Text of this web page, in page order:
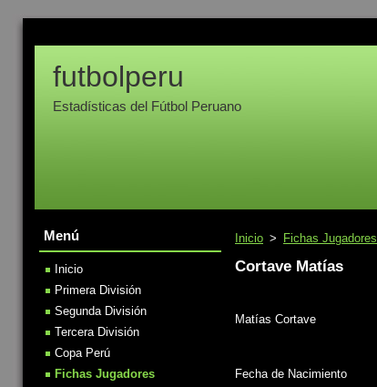
futbolperu
Estadísticas del Fútbol Peruano
Inicio > Fichas Jugadores
Cortave Matías
Matías Cortave
Fecha de Nacimiento
Menú
Inicio
Primera División
Segunda División
Tercera División
Copa Perú
Fichas Jugadores